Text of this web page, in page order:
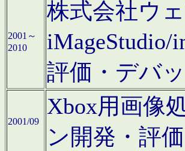
2001～
2010
株式会社ウ
評価・デバ
2001/09
Xbox用画像
ン開発・評